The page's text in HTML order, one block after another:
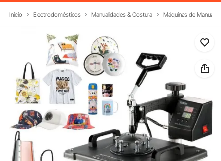
Inicio Electrodomésticos Manualidades & Costura Máquinas de